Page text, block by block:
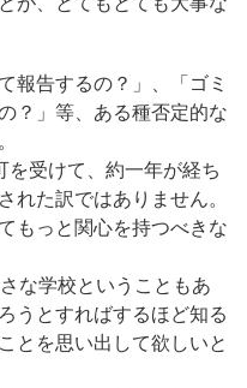
報告するの？」、「ゴミ
？」等、ある種否定的な
を受けて、約一年が経ち
れた訳ではありません。
もっと関心を持つべきな
な学校ということもあ
うとすればするほど知る
とを思い出して欲しいと